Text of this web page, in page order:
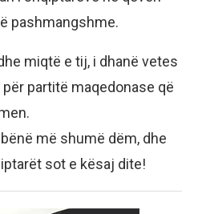
pashmangshme.
miqtë e tij, i dhanë vetes
partitë maqedonase që
më shumë dëm, dhe
sot e kësaj dite!